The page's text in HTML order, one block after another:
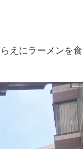
えにラーメンを食